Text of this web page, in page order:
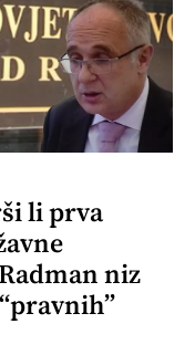
li prva
niz